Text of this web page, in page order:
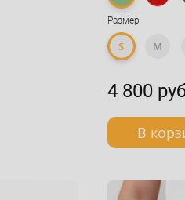
Размер
S M
4 800
В